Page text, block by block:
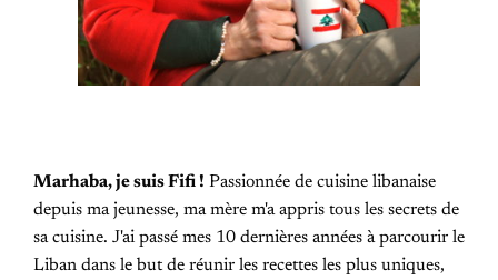
Marhaba, je suis Fifi ! Passionnée de cuisine libanaise
depuis ma jeunesse, ma mère m'a appris tous les secrets de
sa cuisine. J'ai passé mes 10 dernières années à parcourir le
Liban dans le but de réunir les recettes les plus uniques,